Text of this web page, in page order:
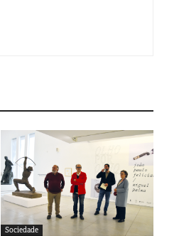
Sociedade